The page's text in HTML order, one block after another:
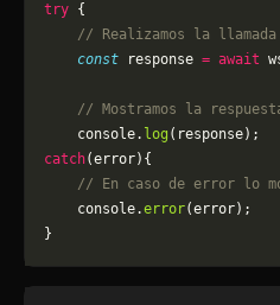
try {
// Realizamos la
    const
response = await
// Mostramos la
    console.
log (response);
catch(error){
// En caso de error lo
	console.
error(error);
}